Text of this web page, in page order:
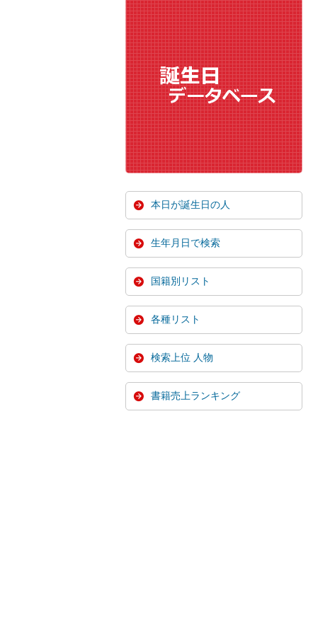
本日が誕生日の人
生年月日で検索
国籍別リスト
各種リスト
検索上位 人物
書籍売上ランキング